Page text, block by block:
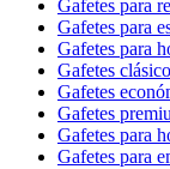
Gafetes para
Gafetes para
Gafetes para
Gafetes
Gafetes
Gafetes
Gafetes para
Gafetes para